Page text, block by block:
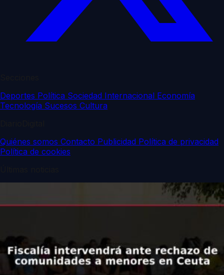
Deportes Política Sociedad Internacional Economía
Tecnología Sucesos Cultura
Quiénes somos Contacto Publicidad Política de privacidad
Política de cookies